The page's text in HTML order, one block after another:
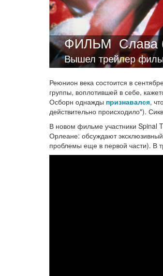
ФИЛЬМ Слава
Вышел трейлер
Реюнион века состоится в
группы, воплотившей в себе,
Осборн однажды признавался,
действительно происходило").
В новом фильме участники Spinal
Орлеане: обсуждают
проблемы еще в первой части). В